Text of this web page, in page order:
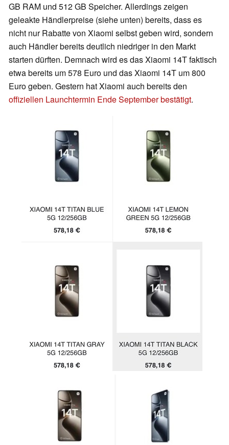
GB RAM und 512 GB Speicher. Allerdings zeigen
geleakte Händlerpreise (siehe unten) bereits, dass es
nicht nur Rabatte von Xiaomi selbst geben wird, sondern
auch Händler bereits deutlich niedriger in den Markt
starten dürften. Demnach wird es das Xiaomi 14T faktisch
etwa bereits um 578 Euro und das Xiaomi 14T um 800
Euro geben. Gestern hat Xiaomi auch bereits den
offiziellen Launchtermin Ende September bestätigt.